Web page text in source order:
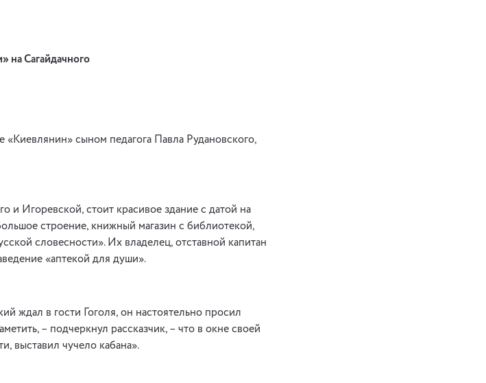
на Сагайдачного
«Киевлянин» сыном педагога Павла Рудановского,
и Игоревской, стоит красивое здание с датой на
строение, книжный магазин с библиотекой,
словесности». Их владелец, отставной капитан
«аптекой для души».
ждал в гости Гоголя, он настоятельно просил
– подчеркнул рассказчик, – что в окне своей
выставил чучело кабана».